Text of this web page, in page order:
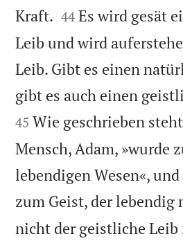
Kraft. 

44 Es wird gesät
Leib und wird
Leib. Gibt es einen
gibt es auch einen
45 Wie geschrieben
Mensch, Adam, »wurde
lebendigen Wesen«,
zum Geist, der lebendig
nicht der geistliche Leib